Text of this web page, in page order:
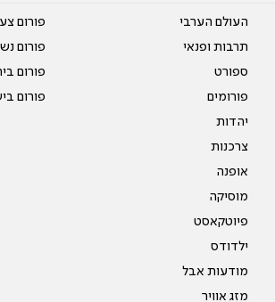
העולם הערבי
תרבות ופנאי
ספורט
פורומים
יהדות
צרכנות
אופנה
מוסיקה
פיוטקאסט
ילדודס
מודעות אבל
מזג אוויר
פורום
פורום
פורום
פורום